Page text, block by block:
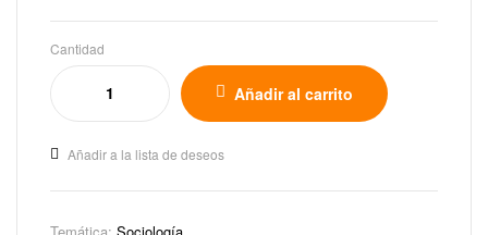
Cantidad
Añadir al carrito
Añadir a la lista de deseos